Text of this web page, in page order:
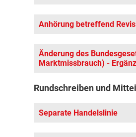
Anhörung betreffend
Änderung des
Marktmissbrauch) -
Rundschreiben und
Separate Handelslinie